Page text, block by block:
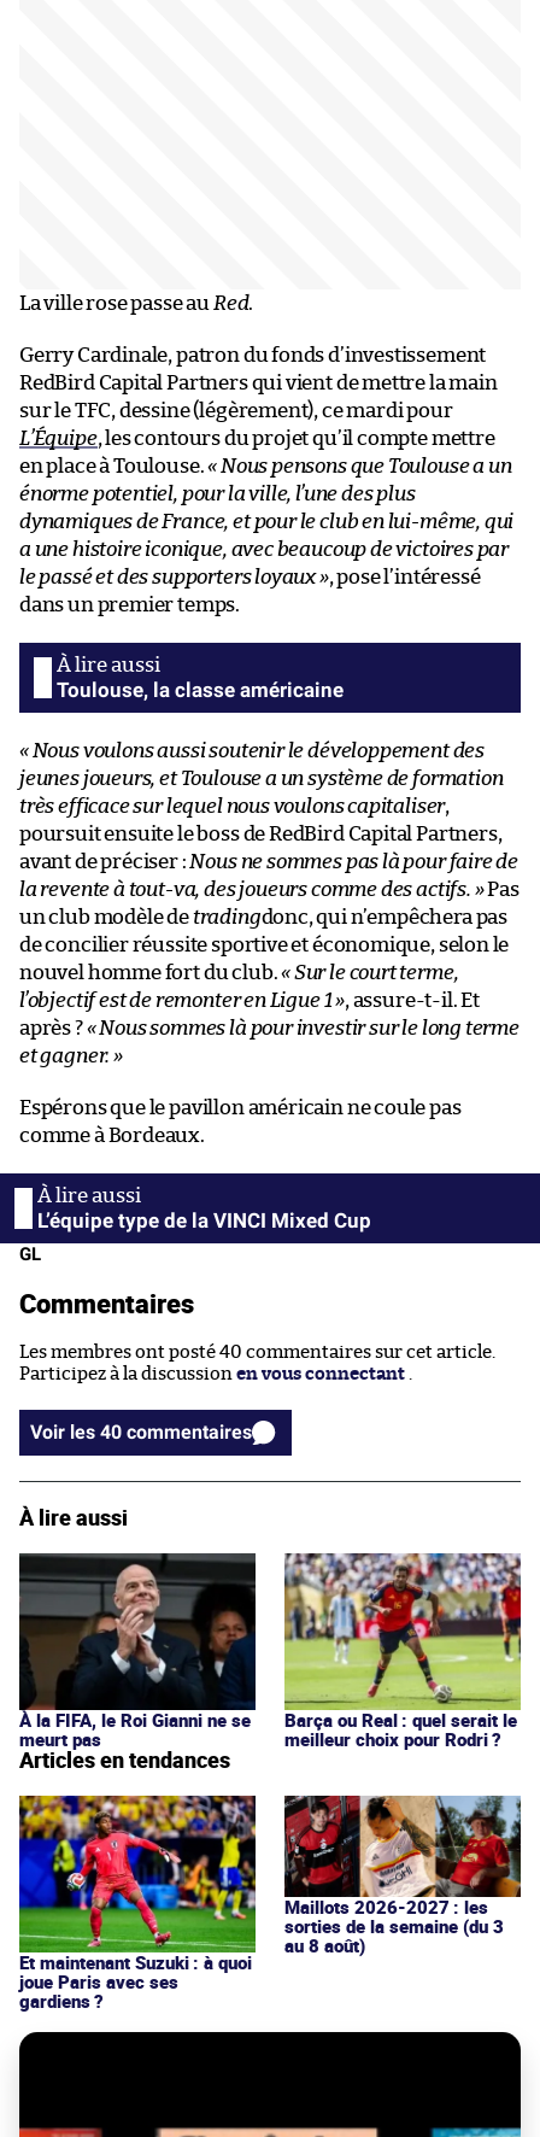
La ville rose passe au Red.
Gerry Cardinale, patron du fonds d’investissement
RedBird Capital Partners qui vient de mettre la main
sur le TFC, dessine (légèrement), ce mardi pour
L’Équipe, les contours du projet qu’il compte mettre
en place à Toulouse.« Nous pensons que Toulouse a un
énorme potentiel, pour la ville, l’une des plus
dynamiques de France, et pour le club en lui-même, qui
a une histoire iconique, avec beaucoup de victoires par
le passé et des supporters loyaux », pose l’intéressé
dans un premier temps.
Toulouse, la classe américaine
« Nous voulons aussi soutenir le développement des
jeunes joueurs, et Toulouse a un système de formation
très efficace sur lequel nous voulons capitaliser,
poursuit ensuite le boss de RedBird Capital Partners,
avant de préciser : Nous ne sommes pas là pour faire de
la revente à tout-va, des joueurs comme des actifs. »Pas
un club modèle detradingdonc, qui n’empêchera pas
de concilier réussite sportive et économique, selon le
nouvel homme fort du club.« Sur le court terme,
l’objectif est de remonter en Ligue 1 », assure-t-il. Et
après ?« Nous sommes là pour investir sur le long terme
et gagner. »
Espérons que le pavillon américain ne coule pas
comme à Bordeaux.
L’équipe type de la VINCI Mixed Cup
GL
Commentaires
Les membres ont posté 40 commentaires sur cet article.
Participez à la discussion en vous connectant
Voir les 40 commentaires
À lire aussi
À la FIFA, le Roi Gianni ne se
meurt pas
Barça ou Real : quel serait le
meilleur choix pour Rodri ?
Articles en tendances
Et maintenant Suzuki : à quoi
joue Paris avec ses
gardiens ?
Maillots 2026-2027 : les
sorties de la semaine (du 3
au 8 août)